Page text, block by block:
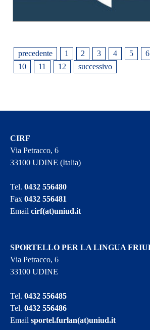
precedente 1 2 3 4 5 6
10
11 12 successivo
CIRF
Via Petracco, 6
33100 UDINE (Italia)
Tel.0432 556480
Fax0432 556481
Emailcirf(at)uniud.it
SPORTELLO PER LA LINGUA
Via Petracco, 6
33100 UDINE
Tel.0432 556485
Tel.0432 556486
Emailsportel.furlan(at)uniud.it